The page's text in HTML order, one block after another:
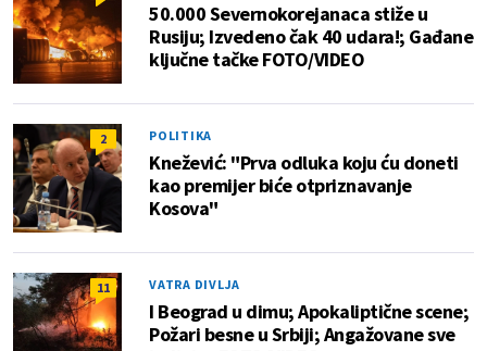
50.000 Severnokorejanaca stiže u
Rusiju; Izvedeno čak 40 udara!; Gađane
ključne tačke FOTO/VIDEO
2 POLITIKA
Knežević: "Prva odluka koju ću doneti
kao premijer biće otpriznavanje
Kosova"
11 VATRA DIVLJA
I Beograd u dimu; Apokaliptične scene;
Požari besne u Srbiji; Angažovane sve